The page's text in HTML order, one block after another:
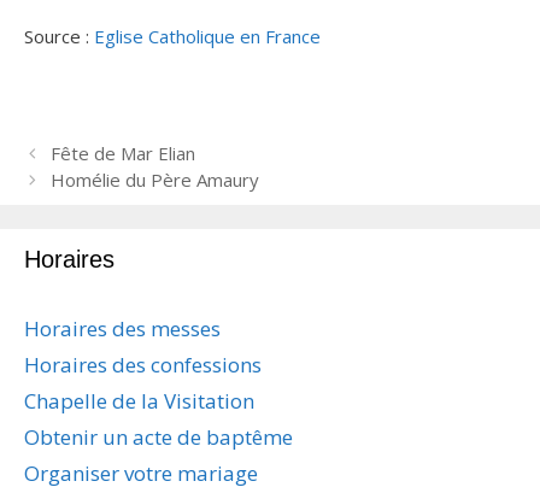
Source : Eglise Catholique en France
N
a
g
i
o
n
e
s
Fête de Mar Elian
Homélie du Père Amaury
Horaires
Horaires des messes
Horaires des confessions
Chapelle de la Visitation
Obtenir un acte de baptême
Organiser votre mariage